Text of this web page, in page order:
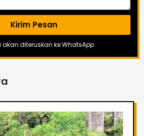
Kirim Pesan
akan diteruskan ke WhatsApp